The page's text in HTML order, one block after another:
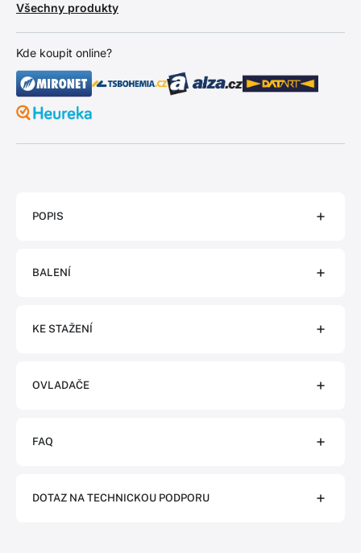
Všechny produkty
Kde koupit online?
POPIS
BALENÍ
KE STAŽENÍ
OVLADAČE
FAQ
DOTAZ NA TECHNICKOU PODPORU